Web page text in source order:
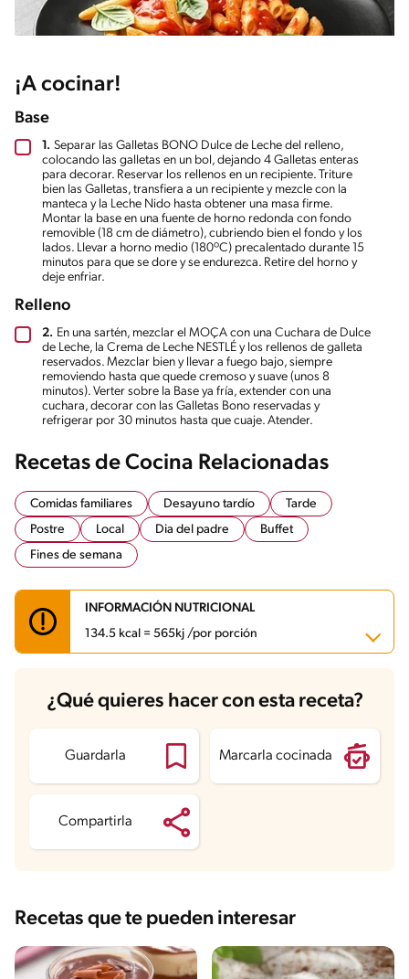
¡A cocinar!
Base
1. Separar las Galletas BONO Dulce de Leche del relleno,
colocando las galletas en un bol, dejando 4 Galletas enteras
para decorar. Reservar los rellenos en un recipiente. Triture
bien las Galletas, transfiera a un recipiente y mezcle con la
manteca y la Leche Nido hasta obtener una masa firme.
Montar la base en una fuente de horno redonda con fondo
removible (18 cm de diámetro), cubriendo bien el fondo y los
lados. Llevar a horno medio (180ºC) precalentado durante 15
minutos para que se dore y se endurezca. Retire del horno y
deje enfriar.
Relleno
2. En una sartén, mezclar el MOÇA con una Cuchara de Dulce
de Leche, la Crema de Leche NESTLÉ y los rellenos de galleta
reservados. Mezclar bien y llevar a fuego bajo, siempre
removiendo hasta que quede cremoso y suave (unos 8
minutos). Verter sobre la Base ya fría, extender con una
cuchara, decorar con las Galletas Bono reservadas y
refrigerar por 30 minutos hasta que cuaje. Atender.
Recetas de Cocina Relacionadas
Comidas familiares Desayuno tardío
Tarde
Postre
Local Dia del padre
Buffet
Fines de semana
INFORMACIÓN NUTRICIONAL
134.5 kcal = 565kj /por porción
Carbohidratos 13 g
Energía 134.5 kcal
Proteína
Grasas saturadas 4.5 g
Sodio 45.4 mg
¿Qué quieres hacer con esta receta?
Guardarla Marcarla cocinada
Compartirla
Recetas que te pueden interesar